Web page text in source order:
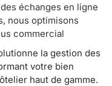
échanges en ligne
nous optimisons
commercial
la gestion des
votre bien
haut de gamme.